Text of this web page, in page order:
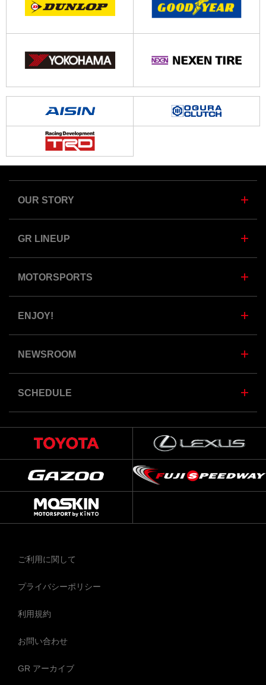
OUR STORY
GR LINEUP
MOTORSPORTS
ENJOY!
NEWSROOM
SCHEDULE
ご利用に関して
プライバシーポリシー
利用規約
お問い合わせ
GR アーカイブ